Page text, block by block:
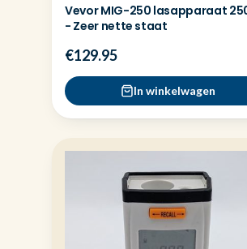
Vevor MIG-250 lasapparaat
- Zeer nette staat
€129.95
In winkelwagen